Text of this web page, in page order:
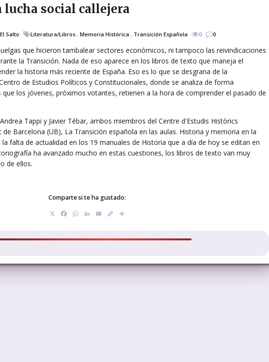
lucha social callejera
El Salto Literatura/Libros , Memoria Histórica , Transición Española 0 0
que hicieron tambalear sectores económicos, ni tampoco las reivindicaciones
la Transición. Nada de eso aparece en los libros de texto que maneja el
la historia más reciente de España. Eso es lo que se desgrana de la
de Estudios Políticos y Constitucionales, donde se analiza de forma
los jóvenes, próximos votantes, retienen a la hora de comprender el pasado de
Tappi y Javier Tébar, ambos miembros del Centre d'Estudis Històrics
Barcelona (UB), La Transición española en las aulas. Historia y memoria en la
falta de actualidad en los 19 manuales de Historia que a día de hoy se editan en
ha avanzado mucho en estas cuestiones, los libros de texto van muy
de ellos.
Comparte si te ha gustado:
Facebook
WhatsApp
LinkedIn
EmailCopy